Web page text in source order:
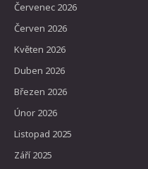
Červenec 2026
Červen 2026
Květen 2026
Duben 2026
Březen 2026
Únor 2026
Listopad 2025
Září 2025